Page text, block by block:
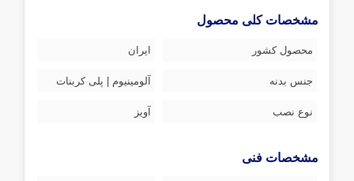
مشخصات کلی محصول
محصول کشور ایران
جنس بدنه آلومینیوم | پلی کربنات
نوع نصب آویز
مشخصات فنی